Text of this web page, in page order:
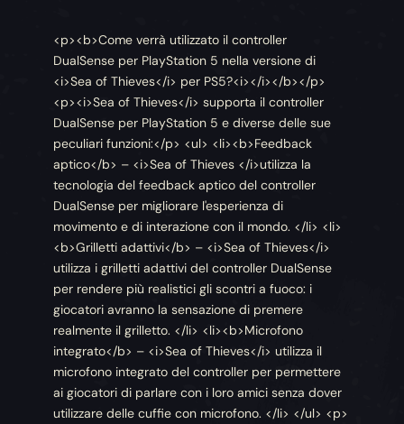
<p><b>Come verrà utilizzato il controller
DualSense per PlayStation 5 nella versione di
<i>Sea of Thieves</i> per PS5?<i></i></b></p>
<p><i>Sea of Thieves</i> supporta il controller
DualSense per PlayStation 5 e diverse delle sue
peculiari funzioni:</p> <ul> <li><b>Feedback
aptico</b> – <i>Sea of Thieves </i>utilizza la
tecnologia del feedback aptico del controller
DualSense per migliorare l'esperienza di
movimento e di interazione con il mondo. </li> <li>
<b>Grilletti adattivi</b> – <i>Sea of Thieves</i>
utilizza i grilletti adattivi del controller DualSense
per rendere più realistici gli scontri a fuoco: i
giocatori avranno la sensazione di premere
realmente il grilletto. </li> <li><b>Microfono
integrato</b> – <i>Sea of Thieves</i> utilizza il
microfono integrato del controller per permettere
ai giocatori di parlare con i loro amici senza dover
utilizzare delle cuffie con microfono. </li> </ul> <p>